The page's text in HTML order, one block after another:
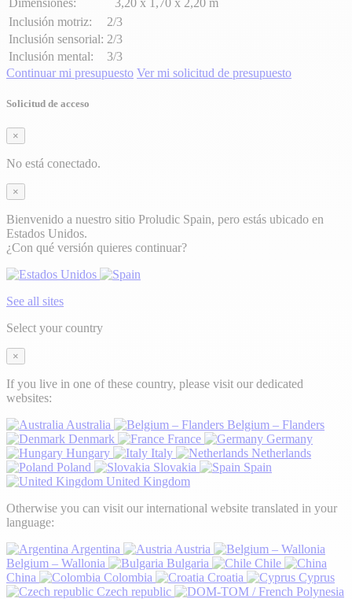
Inclusión motriz:
2/3
Inclusión sensorial: 2/3
Inclusión mental:
3/3
Continuar mi presupuesto Ver mi solicitud de presupuesto
Solicitud de acceso
×
No está conectado.
×
Bienvenido a nuestro sitio Proludic Spain, pero estás ubicado en
Estados Unidos.
¿Con qué versión quieres continuar?
See all sites
Select your country
×
If you live in one of these country, please visit our dedicated
websites:
Australia
Belgium – Flanders
Denmark
France
Germany
Hungary
Italy
Netherlands
Poland
Slovakia
Spain
United Kingdom
Otherwise you can visit our international website translated in your
language:
Argentina
Austria
Belgium – Wallonia
Bulgaria
Chile
China
Colombia Croatia
Cyprus
Czech republic